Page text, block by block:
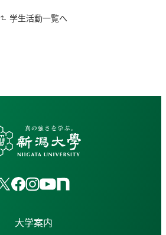
学生活動一覧へ
大学案内